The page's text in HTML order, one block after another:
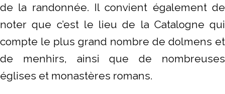
de la randonnée. Il convient également de
noter que c’est le lieu de la Catalogne qui
compte le plus grand nombre de dolmens et
de menhirs, ainsi que de nombreuses
églises et monastères romans.